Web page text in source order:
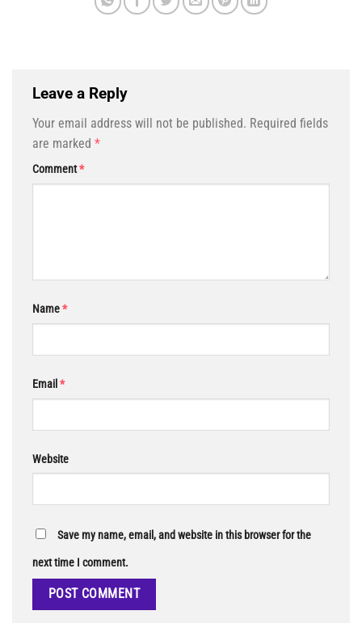
Leave a Reply
Your email address will not be published. Required fields
are marked *
Comment*
Name*
Email *
Website
Save my name, email, and website in this browser for the
next time I comment.